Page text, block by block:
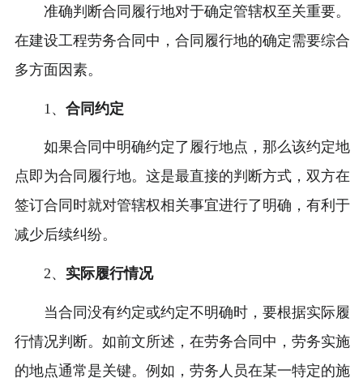
准确判断合同履行地对于确定管辖权至关重要。
在建设工程劳务合同中，合同履行地的确定需要综合
多方面因素。
1、 合同约定
如果合同中明确约定了履行地点，那么该约定地
点即为合同履行地。这是最直接的判断方式，双方在
签订合同时就对管辖权相关事宜进行了明确，有利于
减少后续纠纷。
2、 实际履行情况
当合同没有约定或约定不明确时，要根据实际履
行情况判断。如前文所述，在劳务合同中，劳务实施
的地点通常是关键。例如，劳务人员在某一特定的施